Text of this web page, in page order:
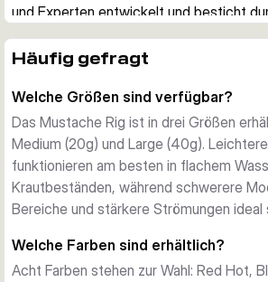
und Experten entwickelt und besticht
Besonderheiten des Mustache Rig
Jigkopf schafft einen Köder für vielfältige
Ob beim Fischen in flachen
tieferen Strukturen – die erzeugte
Hauptreiz für Hechte.
Verfügbare Größen und Gewichte
Drei Gewichtsvarianten (11g, 20g, 40g)
sich für flaches Wasser und
schwerere Modelle tiefe Hechte
Häufig gefragt
Welche Größen sind verfügbar?
Das Mustache Rig ist in drei Größen
Medium (20g) und Large (40g).
funktionieren am besten in flachem
Krautbeständen, während schwerere
Bereiche und stärkere Strömungen ideal
Welche Farben sind erhältlich?
Acht Farben stehen zur Wahl: Red Hot,